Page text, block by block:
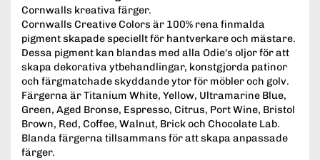
Cornwalls kreativa färger.
Cornwalls Creative Colors är 100% rena finmalda
pigment skapade speciellt för hantverkare och mästare.
Dessa pigment kan blandas med alla Odie's oljor för att
skapa dekorativa ytbehandlingar, konstgjorda patinor
och färgmatchade skyddande ytor för möbler och golv.
Färgerna är Titanium White, Yellow, Ultramarine Blue,
Green, Aged Bronse, Espresso, Citrus, Port Wine, Bristol
Brown, Red, Coffee, Walnut, Brick och Chocolate Lab.
Blanda färgerna tillsammans för att skapa anpassade
färger.